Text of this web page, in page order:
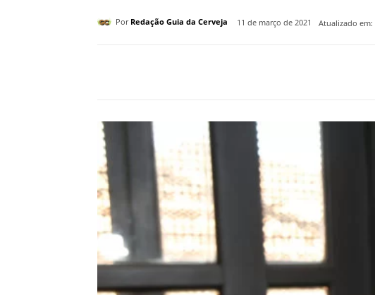
Por Redação Guia da Cerveja 11 de março de 2021 Atualizado em: